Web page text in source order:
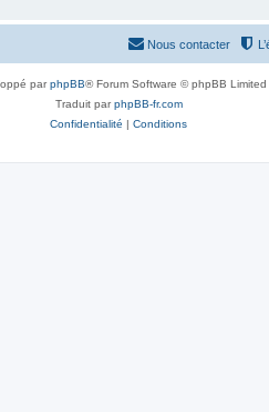
Nous contacter
parphpBB® Forum Software © phpBB Limited
Traduit parphpBB-fr.com
Confidentialité | Conditions